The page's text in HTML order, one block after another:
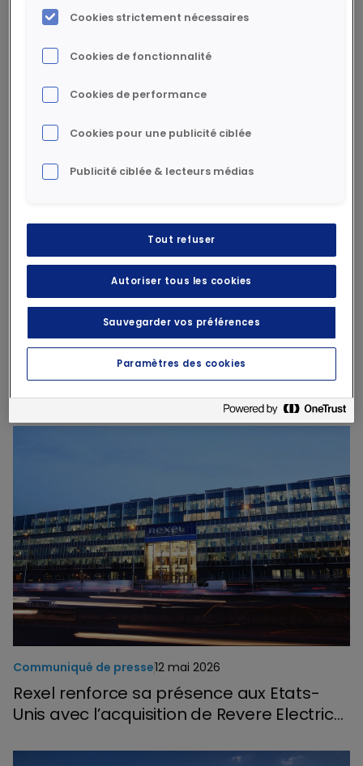
l’énergie.
Ces thèmes peuvent vous
intéresser
27 juillet 2026
Communiqué de presse12 mai 2026
Rexel renforce sa présence aux Etats-
Unis avec l’acquisition de Revere Electrical
Cookies strictement nécessaires
Cookies de fonctionnalité
Cookies de performance
Cookies pour une publicité ciblée
Publicité ciblée & lecteurs médias
Tout refuser
Autoriser tous les cookies
Sauvegarder vos préférences
Paramètres des cookies